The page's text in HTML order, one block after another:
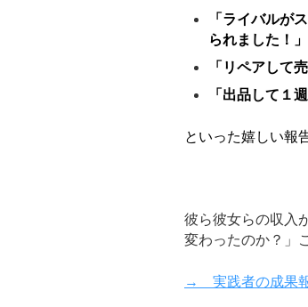
「ライバルが
られました！」
「リペアして
「出品して１
といった嬉しい報
彼ら彼女らの収入
変わったのか？」
→ 実践者の成果報